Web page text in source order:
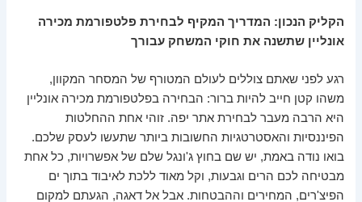
הקליק הנכון: המדריך המקיף לבחירת פלטפורמת מכירה
אונליין שתשנה את חוקי המשחק עבורך
רגע לפני שאתם צוללים לעולם המטורף של המסחר המקוון,
משהו קטן חייב להיות ברור: הבחירה בפלטפורמת מכירה אונליין
היא הרבה מעבר לבחירת אתר יפה. זוהי אחת ההחלטות
הפיננסיות והאסטרטגיות החשובות ביותר שתעשו לעסק שלכם.
בואו נודה באמת, יש שם בחוץ ג'ונגל שלם של אפשרויות, כל אחת
מבטיחה לכם הרים וגבעות, וקל מאוד ללכת לאיבוד בתוך ים
הפיצ'רים, המחירים וההבטחות. אבל אל דאגה, הגעתם למקום